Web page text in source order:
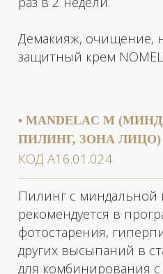
самостоятельная процедура
Подходит для чувствительной
имеет молекулу большого
проникает через роговой слой
Демакияж, очищение,
защитный крем.
• FERULAC PEEL CLASSIC
CHEMICAL PEEL
ПИЛИНГ КЛАССИЧЕСКИЙ,
КОД А16.01.024
Процедура предназначена для
признаков старения кожи.